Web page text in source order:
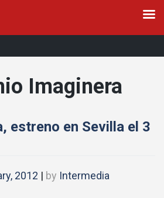
Imaginera
estreno en Sevilla el 3
2012 | by Intermedia